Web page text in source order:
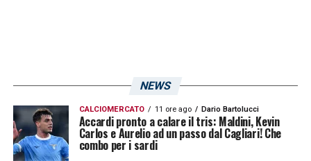
NEWS
CALCIOMERCATO 11 ore ago Dario Bartolucci
Accardi pronto a calare il tris: Maldini, Kevin
Carlos e Aurelio ad un passo dal Cagliari! Che
combo per i sardi